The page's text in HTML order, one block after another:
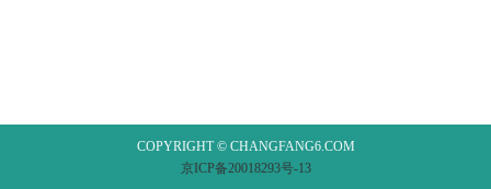
COPYRIGHT © CHANGFANG6.COM
京ICP备20018293号-13